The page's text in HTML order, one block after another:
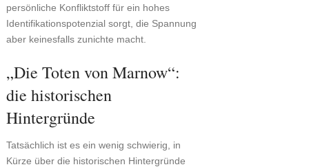
persönliche Konfliktstoff für ein hohes
Identifikationspotenzial sorgt, die Spannung
aber keinesfalls zunichte macht.
„Die Toten von Marnow“:
die historischen
Hintergründe
Tatsächlich ist es ein wenig schwierig, in
Kürze über die historischen Hintergründe